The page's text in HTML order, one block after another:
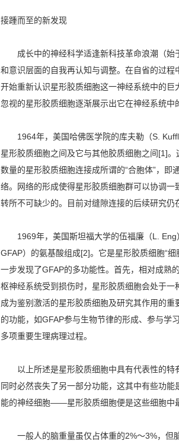
接踵而至的新发现
成长中的神经科学适逢新科技革命浪潮（始
和意识层面的自我再认知与调整。在自省的过
开始重新认识星形胶质细胞这一神经系统中的
忽视的星形胶质细胞逐渐展示出它在神经系统中
1964年，美国哈佛医学院的库夫勒（S.
星形胶质细胞之间及它与其他胶质细胞之间[1]
数量的星形胶质细胞连接成所谓的“合胞体”，
络。网络的形成使得星形胶质细胞群可以协调
转所不可缺少的。目前对缝隙连接的后续研究仍
1969年，美国斯坦福大学的伍福廉（L. Eng
GFAP）的氨基酸组成[2]。它是星形胶质细胞“
一步发现了GFAP的多功能性。首先，相对成熟
枢神经系统受到损伤时，星形胶质细胞会处于
成为鉴别激活的星形胶质细胞及研究其作用的
的功能，如GFAP参与生物节律的形成、参与学
多项重要生理病理过程。
以上所述是星形胶质细胞中具有代表性的特
同时必然丧失了另一部分功能，这其中有些功
能的神经细胞——星形胶质细胞便是这些细胞中
一般人的脑重量虽仅占体重的2%～3%，但脑